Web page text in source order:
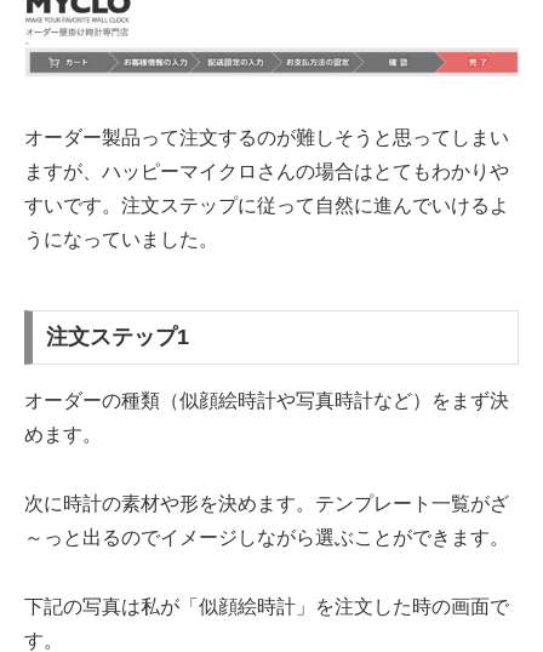
オーダー製品って注文するのが難しそうと思ってしまい
ますが、ハッピーマイクロさんの場合はとてもわかりや
すいです。注文ステップに従って自然に進んでいけるよ
うになっていました。
注文ステップ1
オーダーの種類（似顔絵時計や写真時計など）をまず決
めます。
次に時計の素材や形を決めます。テンプレート一覧がざ
～っと出るのでイメージしながら選ぶことができます。
下記の写真は私が「似顔絵時計」を注文した時の画面で
す。